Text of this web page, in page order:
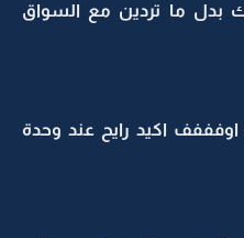
بدل ما تردين مع السواق
اكيد رايح عند وحدة